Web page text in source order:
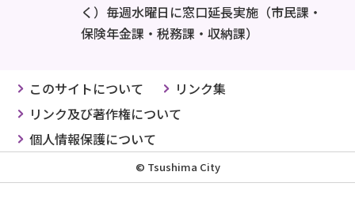
く）毎週水曜日に窓口延長実施（市民課・
保険年金課・税務課・収納課）
このサイトについて
リンク集
リンク及び著作権について
個人情報保護について
© Tsushima City